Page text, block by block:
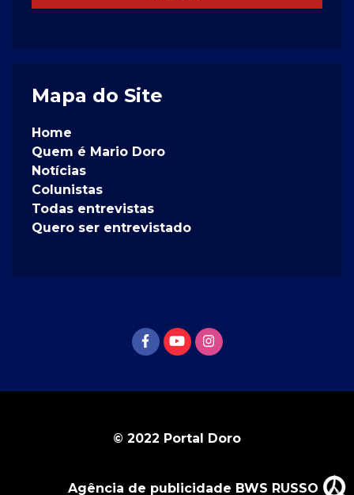
Mapa do Site
Home
Quem é Mario Doro
Notícias
Colunistas
Todas entrevistas
Quero ser entrevistado
© 2022 Portal Doro
Agência de publicidade BWS RUSSO